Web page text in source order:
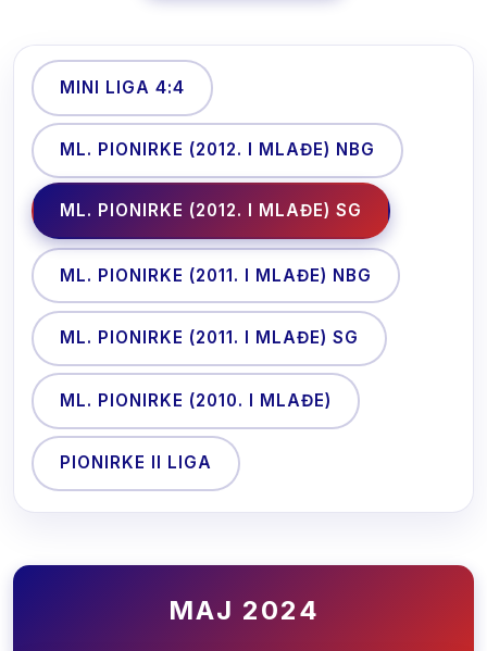
MINI LIGA 4:4
ML. PIONIRKE (2012. I MLAĐE) NBG
ML. PIONIRKE (2012. I MLAĐE) SG
ML. PIONIRKE (2011. I MLAĐE) NBG
ML. PIONIRKE (2011. I MLAĐE) SG
ML. PIONIRKE (2010. I MLAĐE)
PIONIRKE II LIGA
MAJ 2024